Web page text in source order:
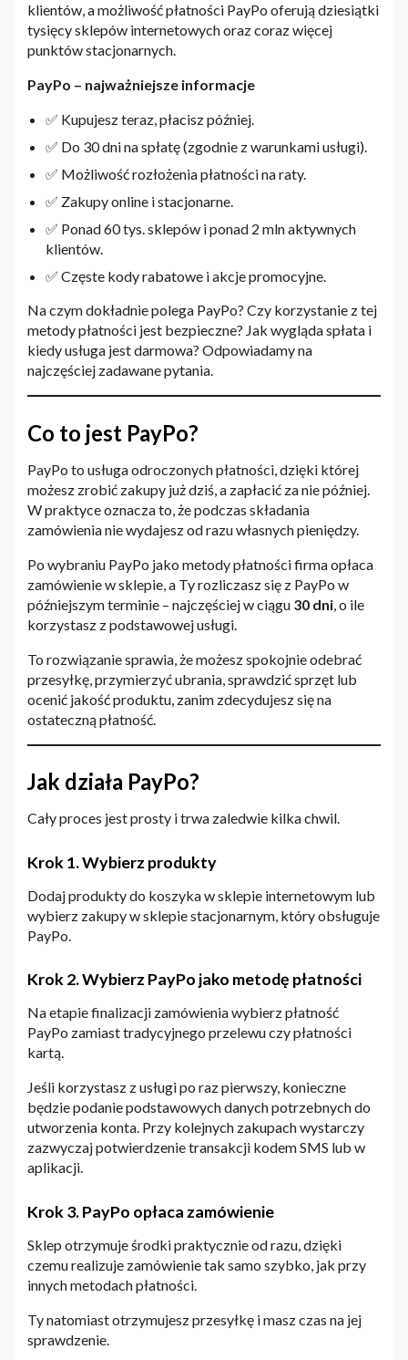
klientów, a możliwość płatności PayPo oferują dziesiątki
tysięcy sklepów internetowych oraz coraz więcej
punktów stacjonarnych.
PayPo – najważniejsze informacje
✅ Kupujesz teraz, płacisz później.
✅ Do 30 dni na spłatę (zgodnie z warunkami usługi).
✅ Możliwość rozłożenia płatności na raty.
✅ Zakupy online i stacjonarne.
✅ Ponad 60 tys. sklepów i ponad 2 mln aktywnych
klientów.
✅ Częste kody rabatowe i akcje promocyjne.
Na czym dokładnie polega PayPo? Czy korzystanie z tej
metody płatności jest bezpieczne? Jak wygląda spłata i
kiedy usługa jest darmowa? Odpowiadamy na
najczęściej zadawane pytania.
Co to jest PayPo?
PayPo to usługa odroczonych płatności, dzięki której
możesz zrobić zakupy już dziś, a zapłacić za nie później.
W praktyce oznacza to, że podczas składania
zamówienia nie wydajesz od razu własnych pieniędzy.
Po wybraniu PayPo jako metody płatności firma opłaca
zamówienie w sklepie, a Ty rozliczasz się z PayPo w
późniejszym terminie – najczęściej w ciągu 30 dni , o ile
korzystasz z podstawowej usługi.
To rozwiązanie sprawia, że możesz spokojnie odebrać
przesyłkę, przymierzyć ubrania, sprawdzić sprzęt lub
ocenić jakość produktu, zanim zdecydujesz się na
ostateczną płatność.
Jak działa PayPo?
Cały proces jest prosty i trwa zaledwie kilka chwil.
Krok 1. Wybierz produkty
Dodaj produkty do koszyka w sklepie internetowym lub
wybierz zakupy w sklepie stacjonarnym, który obsługuje
PayPo.
Krok 2. Wybierz PayPo jako metodę płatności
Na etapie finalizacji zamówienia wybierz płatność
PayPo zamiast tradycyjnego przelewu czy płatności
kartą.
Jeśli korzystasz z usługi po raz pierwszy, konieczne
będzie podanie podstawowych danych potrzebnych do
utworzenia konta. Przy kolejnych zakupach wystarczy
zazwyczaj potwierdzenie transakcji kodem SMS lub w
aplikacji.
Krok 3. PayPo opłaca zamówienie
Sklep otrzymuje środki praktycznie od razu, dzięki
czemu realizuje zamówienie tak samo szybko, jak przy
innych metodach płatności.
Ty natomiast otrzymujesz przesyłkę i masz czas na jej
sprawdzenie.